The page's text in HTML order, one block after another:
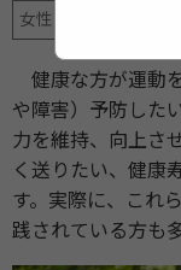
女性のライフステー
健康な方が運動
や障害）予防した
力を維持、向上さ
く送りたい、健康
す。実際に、これ
践されている方も